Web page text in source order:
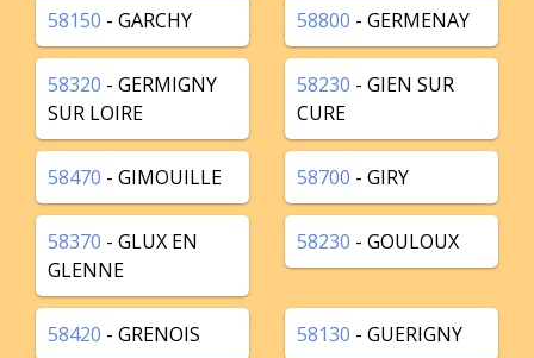
58150 - GARCHY 58800 - GERMENAY
58320 - GERMIGNY
SUR LOIRE
58230 - GIEN SUR
CURE
58470 - GIMOUILLE 58700 - GIRY
58370 - GLUX EN
GLENNE
58230 - GOULOUX
58420 - GRENOIS 58130 - GUERIGNY